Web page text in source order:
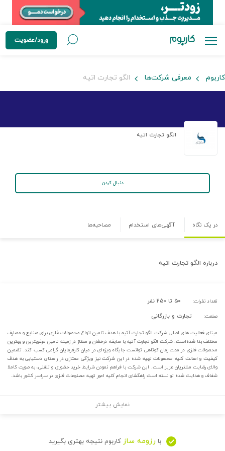
ورود/عضویت
کاربوم معرفی شرکت‌ها الگو تجارت اتیه
الگو تجارت اتیه
دنبال کردن
در یک نگاه آگهی‌های استخدام مصاحبه‌ها
درباره الگو تجارت اتیه
تعداد نفرات: ۵۰ تا ۲۵۰ نفر
صنعت: تجارت و بازرگانی
مبنای فعالیت های اصلی شرکت الگو تجارت آتیه با هدف تامین انواع محصولات فلزی برای صنایع و مصارف
مختلف بنا شده‌است. شرکت الگو تجارت آتیه با سابقه درخشان و ممتاز در زمینه تامین مرغوبترین و بهترین
محصولات فلزی در مدت زمان کوتاهی توانست جایگاه ویژه‌ای در میان کارفرمایان گرامی کسب کند. تضمین
کیفیت و اصالت کلیه محصولات تهیه شده در این شرکت نیز ویژگی ممتازی در راستای دستیابی به هدف
والای رضایت مشتریان عزیز است. این شرکت با فراهم نمودن شرایط خرید حضوری و تلفنی، به صورت کاملا
شفاف و هدایت شده توانسته است راهگشای انجام کلیه امور تهیه مصنوعات فلزی در سراسر کشور باشد.
نمایش بیشتر
با رزومه ساز کاربوم نتیجه بهتری بگیرید